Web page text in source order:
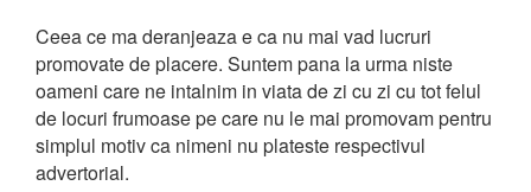
Ceea ce ma deranjeaza e ca nu mai vad lucruri
promovate de placere. Suntem pana la urma niste
oameni care ne intalnim in viata de zi cu zi cu tot felul
de locuri frumoase pe care nu le mai promovam pentru
simplul motiv ca nimeni nu plateste respectivul
advertorial.